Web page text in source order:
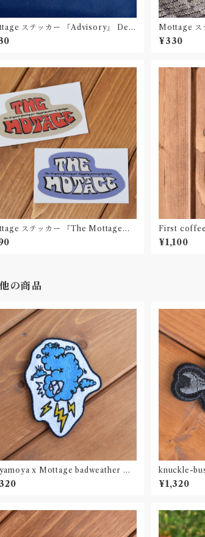
ステッカー 「Advisory」 Dec
カール
Mottage ス
cal デカー
¥330
ステッカー 「The Mottage」
デカール 2枚セット
First coffee
Made in
¥1,100
の商品
x Mottage badweather ワ
刺繍 Patch
knuckle-
¥1,320